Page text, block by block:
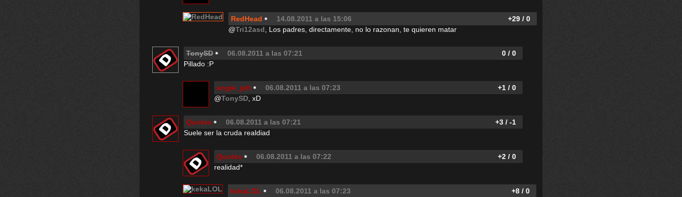
RedHead 14.08.2011 a las 15:06
+29 / 0
@Tri12asd , Los padres, directamente, no lo razonan, te quieren matar
TonySD 06.08.2011 a las 07:21
0 / 0
Pillado :P
angie_jett 06.08.2011 a las 07:23
+1 / 0
@TonySD , xD
Quotes 06.08.2011 a las 07:21
+3 / -1
Suele ser la cruda realdiad
Quotes 06.08.2011 a las 07:22
+2 / 0
realidad*
kekaLOL 06.08.2011 a las 07:23
+8 / 0